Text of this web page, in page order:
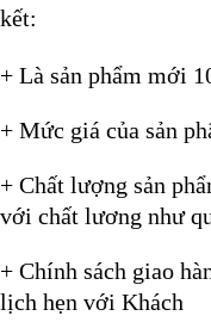
kết:
+ Là sản phẩm mới
+ Mức giá của sản
+ Chất lượng sản
với chất lương như
+ Chính sách giao
lịch hẹn với Khách